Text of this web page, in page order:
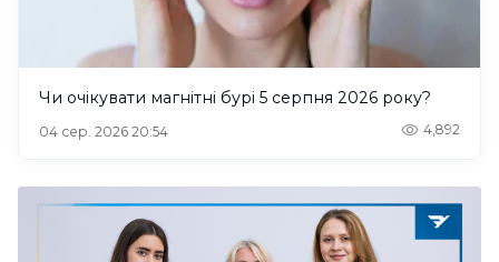
Чи очікувати магнітні бурі 5 серпня 2026 року?
04 сер. 2026 20:54 4,892